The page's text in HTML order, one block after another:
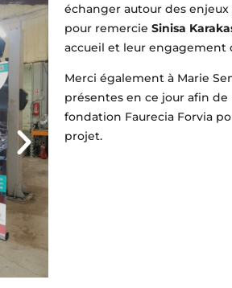
échanger autour des
pour remercieSinisa
accueil et leur engagement
Merci également à Marie
présentes en ce jour afin de
fondation Faurecia Forvia
projet.